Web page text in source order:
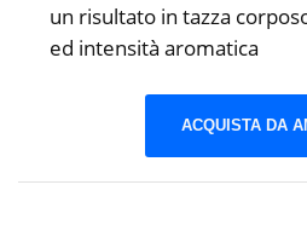
un risultato in tazza
ed intensità aromatica
ACQUISTA DA